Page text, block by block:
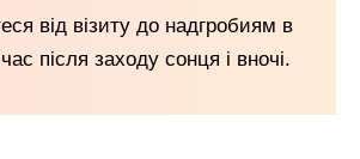
від візиту до надгробиям в
після заходу сонця і вночі.